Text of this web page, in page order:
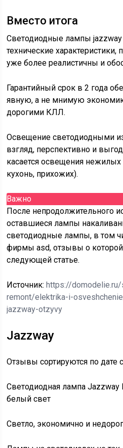
Вместо итога
Светодиодные лампы
технические
уже более реалистичны и
Гарантийный срок в 2 года
явную, а не мнимую
дорогими КЛЛ.
Освещение светодиодными
взгляд, перспективно и
касается освещения
кухонь, прихожих).
Важно
После непродолжительного
оставшиеся лампы
светодиодные лампы, в том
фирмы asd, отзывы о
следующей статье.
Источник:https://
remont/elektrika-i-
jazzway-otzyvy
Jazzway
Отзывы сортируются по дате
Светодиодная лампа Jazzway
белый свет
Светло, экономично и